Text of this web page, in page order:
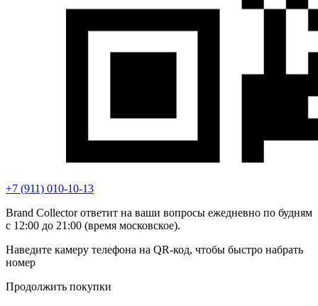
+7 (911) 010-10-13
Brand Collector ответит на ваши вопросы ежедневно по будням
с 12:00 до 21:00 (время московское).
Наведите камеру телефона на QR-код, чтобы быстро набрать
номер
Продолжить покупки